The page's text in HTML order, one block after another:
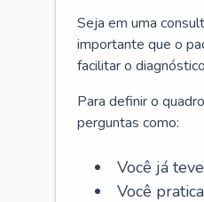
Seja em uma
importante que o
facilitar o
Para definir o
perguntas como:
Você já
Você